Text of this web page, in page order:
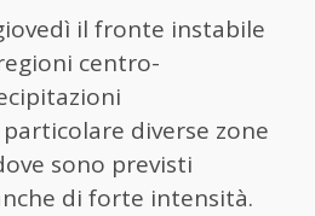
il fronte instabile
centro-
diverse zone
sono previsti
di forte intensità.